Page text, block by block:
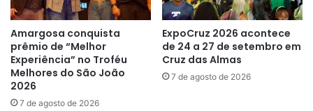
Amargosa conquista
prêmio de “Melhor
Experiência” no Troféu
Melhores do São João
2026
7 de agosto de 2026
ExpoCruz 2026 acontece
de 24 a 27 de setembro em
Cruz das Almas
7 de agosto de 2026